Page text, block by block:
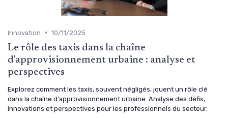
Innovation • 10/11/2025
Le rôle des taxis dans la chaîne
d'approvisionnement urbaine : analyse et
perspectives
Explorez comment les taxis, souvent négligés, jouent un rôle clé
dans la chaîne d'approvisionnement urbaine. Analyse des défis,
innovations et perspectives pour les professionnels du secteur.